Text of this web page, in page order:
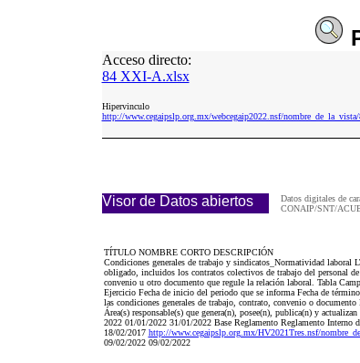
Acceso directo:
84 XXI-A.xlsx
Hipervinculo
http://www.cegaipslp.org.mx/webcegaip2022.nsf/
Visor de Datos abiertos
Datos digitales de
CONAIP/SNT/
TÍTULO NOMBRE CORTO DESCRIPCIÓN
Condiciones generales de trabajo y sindicatos_Normatividad laboral
obligado, incluidos los contratos colectivos de trabajo del personal
convenio u otro documento que regule la relación laboral. Tabla
Ejercicio Fecha de inicio del periodo que se informa Fecha de
las condiciones generales de trabajo, contrato, convenio o
Área(s) responsable(s) que genera(n), posee(n), publica(n) y
2022 01/01/2022 31/01/2022 Base Reglamento Reglamento
18/02/2017 http://www.cegaipslp.org.mx/HV2021Tres.nsf/
09/02/2022 09/02/2022